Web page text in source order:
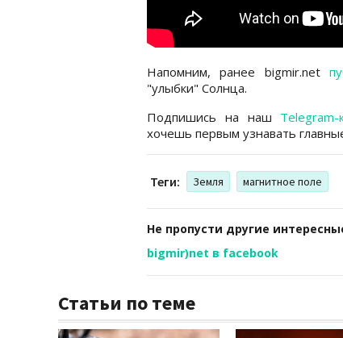
Напомним, ранее bigmir.net
"улыбки" Солнца.
Подпишись на наш Telegram-
хочешь первым узнавать
Теги: Земля магнитное поле
Не пропусти другие
bigmir)net в facebook
Статьи по теме